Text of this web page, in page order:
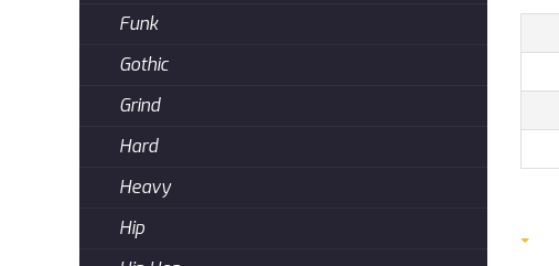
Funk
Gothic
Grind
Hard
Heavy
Hip